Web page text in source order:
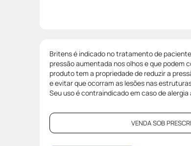
Britens é indicado no tratamento de
pressão aumentada nos olhos e que podem
produto tem a propriedade de reduzir a
e evitar que ocorram as lesões nas
Seu uso é contraindicado em caso de
VENDA SOB